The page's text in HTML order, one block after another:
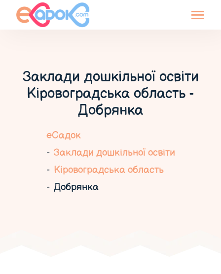
Заклади дошкільної освіти
Кіровоградська область -
Добрянка
еСадок
Заклади дошкільної освіти
Кіровоградська область
Добрянка